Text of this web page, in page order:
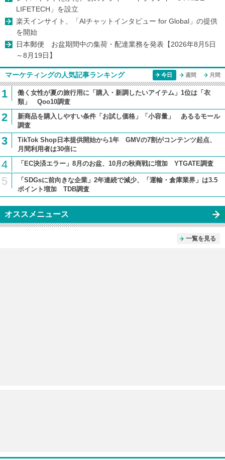
LIFETECH」を設立
楽天インサイト、「AIチャットインタビュー for Global」の提供
を開始
日本郵便 お盆期間中の集荷・配達業務を発表【2026年8月5日
～8月19日】
マーケティングの人気記事ランキング 今日 週間 月間
1
働く女性が夏の旅行用に「購入・新調したいアイテム」1位は「衣
類」 Qoo10調査
2
新商品を購入しやすい条件「お試し価格」「小容量」 あるるモール
調査
3
TikTok Shop日本提供開始から1年 GMVの7割がコンテンツ起点、
月間利用者は30倍に
4 「EC決済エラー」8月のお盆、10月の秋商戦に増加 YTGATE調査
5
「SDGsに前向きな企業」2年連続で減少、「運輸・倉庫業界」は3.5
ポイント増加 TDB調査
オススメニュース
一覧を見る